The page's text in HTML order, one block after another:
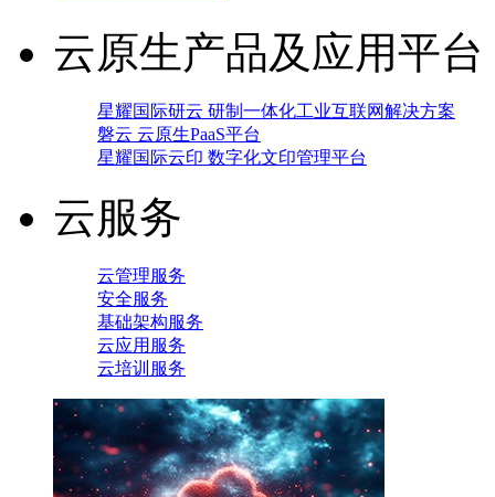
云原生产品及应用平台
星耀国际研云 研制一体化工业互联网解决方案
磐云 云原生PaaS平台
星耀国际云印 数字化文印管理平台
云服务
云管理服务
安全服务
基础架构服务
云应用服务
云培训服务